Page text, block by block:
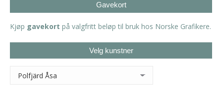
Gavekort
Kjøp gavekort på valgfritt beløp til bruk hos Norske Grafikere.
Velg kunstner